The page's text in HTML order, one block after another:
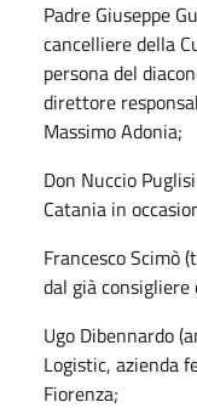
Padre Giuseppe
cancelliere della
persona del
direttore
Massimo Adonia;
Don Nuccio
Catania in
Francesco Scimò
dal già
Ugo Dibennardo
Logistic, azienda
Fiorenza;